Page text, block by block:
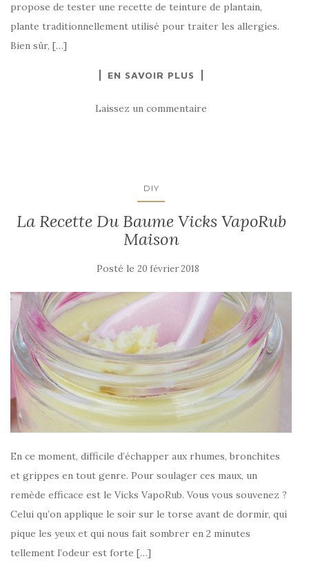
propose de tester une recette de teinture de plantain,
plante traditionnellement utilisé pour traiter les allergies.
Bien sûr, […]
EN SAVOIR PLUS
Laissez un commentaire
DIY
La Recette Du Baume Vicks VapoRub
Maison
Posté le 20 février 2018
En ce moment, difficile d’échapper aux rhumes, bronchites
et grippes en tout genre. Pour soulager ces maux, un
remède efficace est le Vicks VapoRub. Vous vous souvenez ?
Celui qu’on applique le soir sur le torse avant de dormir, qui
pique les yeux et qui nous fait sombrer en 2 minutes
tellement l’odeur est forte […]